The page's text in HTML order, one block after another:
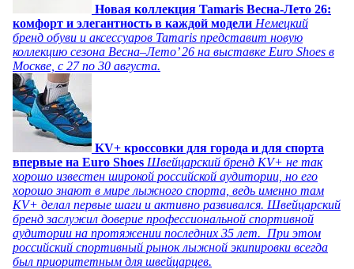
Новая коллекция Tamaris Весна-Лето 26:
комфорт и элегантность в каждой модели Немецкий
бренд обуви и аксессуаров Tamaris представит новую
коллекцию сезона Весна–Лето’ 26 на выставке Euro Shoes в
Москве, с 27 по 30 августа.
KV+ кроссовки для города и для спорта
впервые на Euro Shoes Швейцарский бренд KV+ не так
хорошо известен широкой российской аудитории, но его
хорошо знают в мире лыжного спорта, ведь именно там
KV+ делал первые шаги и активно развивался. Швейцарский
бренд заслужил доверие профессиональной спортивной
аудитории на протяжении последних 35 лет. При этом
российский спортивный рынок лыжной экипировки всегда
был приоритетным для швейцарцев.